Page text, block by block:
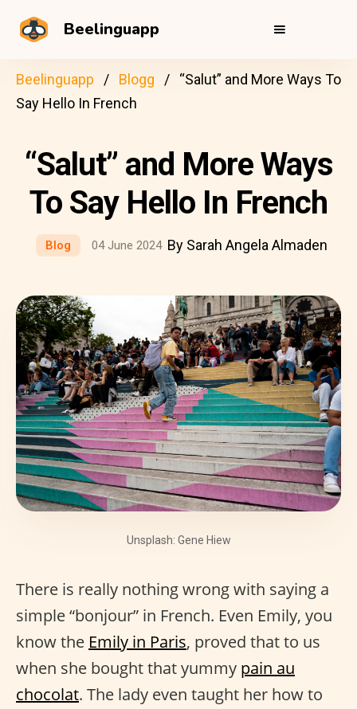
Beelinguapp
Beelinguapp Blogg
“Salut” and More Ways To
Say Hello In French
“Salut” and More Ways
To Say Hello In French
Blog 04 June 2024 By Sarah Angela Almaden
Unsplash: Gene Hiew
There is really nothing wrong with saying a
simple “bonjour” in French. Even Emily, you
know the Emily in Paris, proved that to us
when she bought that yummy pain au
chocolat. The lady even taught her how to